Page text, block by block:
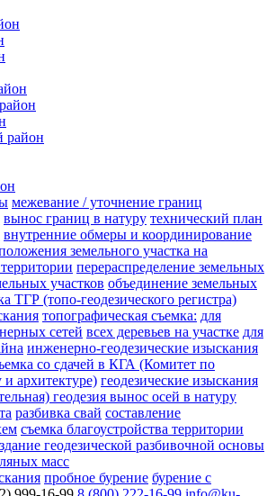
район
межевание / уточнение границ
вынос границ в натуру технический план
внутренние обмеры и координирование
земельного участка на
перераспределение земельных
участков объединение земельных
ТГР (топо-геодезического регистра)
топографическая съемка: для
сетей всех деревьев на участке для
инженерно-геодезические изыскания
со сдачей в КГА (Комитет по
и архитектуре) геодезические изыскания
геодезия вынос осей в натуру
разбивка свай составление
съемка благоустройства территории
геодезической разбивочной основы
масс
пробное бурение бурение с